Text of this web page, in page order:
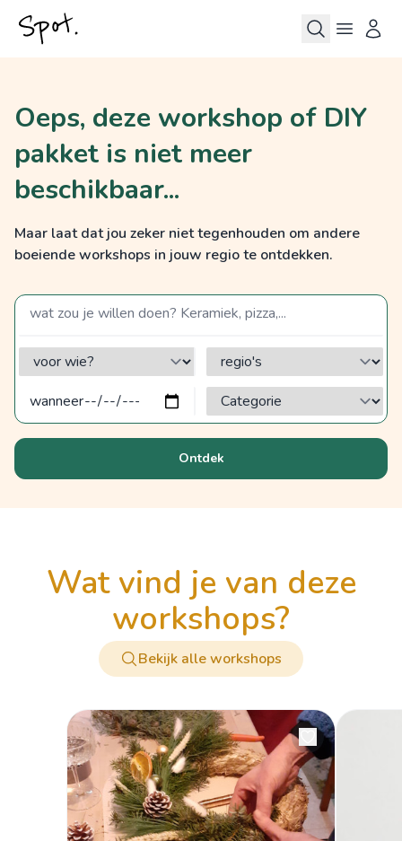
Oeps, deze workshop of DIY
pakket is niet meer
beschikbaar...
Maar laat dat jou zeker niet tegenhouden om andere
boeiende workshops in jouw regio te ontdekken.
zoek op een term
voor wie? regio's
Categorie?
Ontdek
wat vind je van deze
workshops?
Bekijk alle workshops